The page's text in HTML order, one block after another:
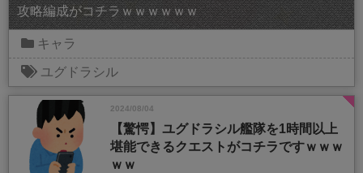
攻略編成がコチラｗｗｗｗｗｗ
キャラ
ユグドラシル
2024/08/04
【驚愕】ユグドラシル艦隊を1時間以上
堪能できるクエストがコチラですｗｗｗ
ｗｗ